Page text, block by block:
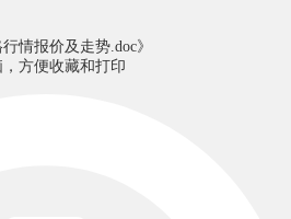
情报价及走势.doc》
方便收藏和打印